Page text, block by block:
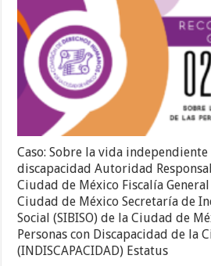
Caso: Sobre la vida
discapacidad Autoridad
Ciudad de México Fiscalía
Ciudad de México Secretaría de
Social (SIBISO) de la Ciudad de
Personas con Discapacidad de la
(INDISCAPACIDAD) Estatus